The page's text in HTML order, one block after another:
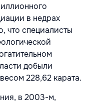
в недрах
что специалисты
добыли
228,62 карата.
в 2003-м,